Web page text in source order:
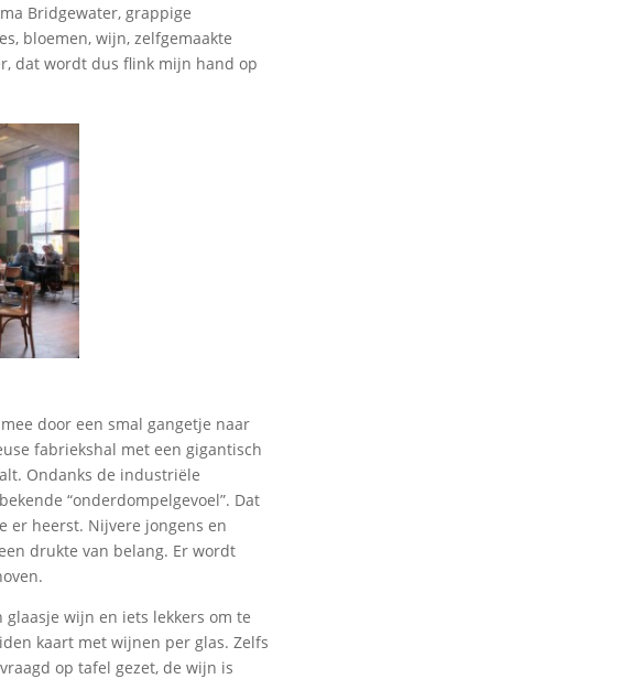
Bridgewater, grappige
bloemen, wijn, zelfgemaakte
dat wordt dus flink mijn hand op
door een smal gangetje naar
fabriekshal met een gigantisch
Ondanks de industriële
“onderdompelgevoel”. Dat
er heerst. Nijvere jongens en
drukte van belang. Er wordt
wijn en iets lekkers om te
kaart met wijnen per glas. Zelfs
op tafel gezet, de wijn is